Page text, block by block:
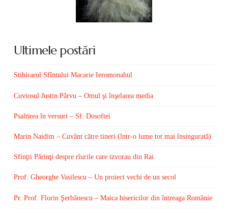
Ultimele postări
Stihirarul Sfîntului Macarie Ieromonahul
Cuviosul Justin Pârvu – Omul şi înşelarea media
Psaltirea în versuri – Sf. Dosoftei
Marin Naidim – Cuvânt către tineri (într-o lume tot mai însingurată)
Sfinţii Părinţi despre rîurile care izvorau din Rai
Prof. Gheorghe Vasilescu – Un proiect vechi de un secol
Pr. Prof. Florin Şerbănescu – Maica bisericilor din întreaga Românie